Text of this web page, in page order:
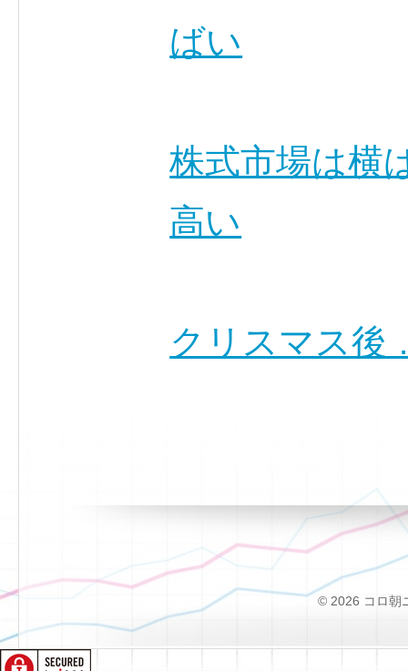
ばい
株式市場は横
高い
クリスマス
© 2026 コロ朝